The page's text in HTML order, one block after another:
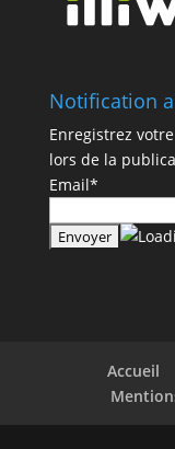
Notification
Enregistrez
lors de la
Email*
Accueil